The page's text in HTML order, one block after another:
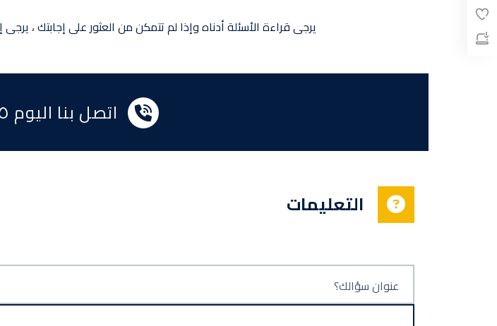
يرجى قراءة الأسئلة أدناه وإذا لم تتمكن من العثور على إجابتك ،
اتصل بنا اليوم ٢٢٣٣٤٤٥٥-٠٠٩٧١
التعليمات
عنوان سؤالك؟